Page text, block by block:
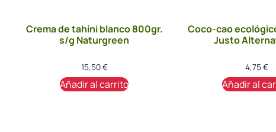
Crema de tahíni blanco 800gr.
s/g Naturgreen
15,50€
Añadir al carrito
Coco-cao
Justo
4,75€
Añadir al